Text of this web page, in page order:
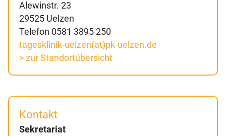
Alewinstr. 23
29525 Uelzen
Telefon 0581 3895 250
tagesklinik-uelzen(at)pk-uelzen.de
> zur Standortübersicht
Kontakt
Sekretariat